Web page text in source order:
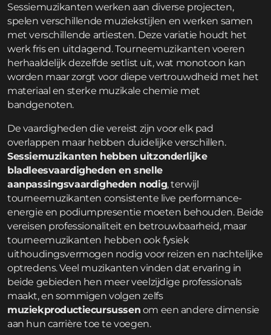
Sessiemuzikanten werken aan diverse projecten,
spelen verschillende muziekstijlen en werken samen
met verschillende artiesten. Deze variatie houdt het
werk fris en uitdagend. Tourneemuzikanten voeren
herhaaldelijk dezelfde setlist uit, wat monotoon kan
worden maar zorgt voor diepe vertrouwdheid met het
materiaal en sterke muzikale chemie met
bandgenoten.
De vaardigheden die vereist zijn voor elk pad
overlappen maar hebben duidelijke verschillen.
Sessiemuzikanten hebben uitzonderlijke
bladleesvaardigheden en snelle
aanpassingsvaardigheden nodig, terwijl
tourneemuzikanten consistente live performance-
energie en podiumpresen­tie moeten behouden. Beide
vereisen professionaliteit en betrouwbaarheid, maar
tourneemuzikanten hebben ook fysiek
uithoudingsvermogen nodig voor reizen en nachtelijke
optredens. Veel muzikanten vinden dat ervaring in
beide gebieden hen meer veelzijdige professionals
maakt, en sommigen volgen zelfs
muziekproductiecursussen om een andere dimensie
aan hun carrière toe te voegen.